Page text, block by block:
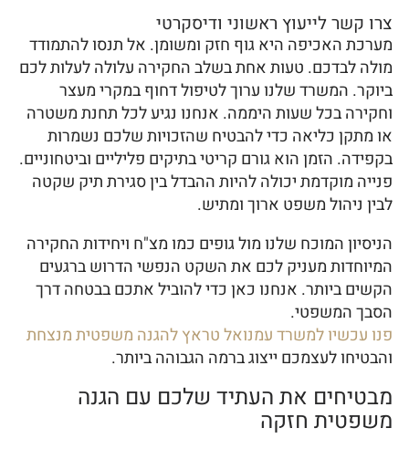
צרו קשר לייעוץ ראשוני ודיסקרטי
מערכת האכיפה היא גוף חזק ומשומן. אל תנסו להתמודד
מולה לבדכם. טעות אחת בשלב החקירה עלולה לעלות לכם
ביוקר. המשרד שלנו ערוך לטיפול דחוף במקרי מעצר
וחקירה בכל שעות היממה. אנחנו נגיע לכל תחנת משטרה
או מתקן כליאה כדי להבטיח שהזכויות שלכם נשמרות
בקפידה. הזמן הוא גורם קריטי בתיקים פליליים וביטחוניים.
פנייה מוקדמת יכולה להיות ההבדל בין סגירת תיק שקטה
לבין ניהול משפט ארוך ומתיש.
הניסיון המוכח שלנו מול גופים כמו מצ"ח ויחידות החקירה
המיוחדות מעניק לכם את השקט הנפשי הדרוש ברגעים
הקשים ביותר. אנחנו כאן כדי להוביל אתכם בבטחה דרך
הסבך המשפטי.
פנו עכשיו למשרד עמנואל טראץ להגנה משפטית מנצחת
והבטיחו לעצמכם ייצוג ברמה הגבוהה ביותר.
מבטיחים את העתיד שלכם עם הגנה
משפטית חזקה